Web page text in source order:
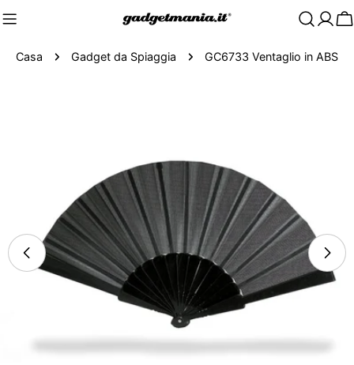
Casa Gadget da Spiaggia GC6733 Ventaglio in ABS